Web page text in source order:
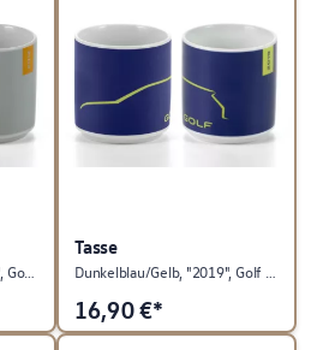
Hellgrau/Kurkuma, "2012", Golf Kollektion
Tasse
16,90€*